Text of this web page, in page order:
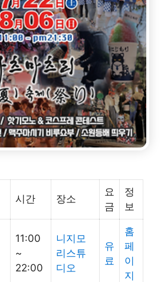
시간 장소
요
금
정
보
11:00
~
22:00
니지모
리스튜
디오
유
료
홈
페
이
지